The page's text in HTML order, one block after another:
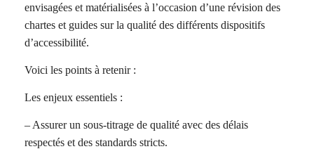
envisagées et matérialisées à l’occasion d’une révision des
chartes et guides sur la qualité des différents dispositifs
d’accessibilité.
Voici les points à retenir :
Les enjeux essentiels :
– Assurer un sous-titrage de qualité avec des délais
respectés et des standards stricts.